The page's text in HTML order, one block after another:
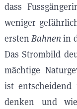
dass
weniger
erstenBahnen in
Das Strombild
mächtige
ist
denken und